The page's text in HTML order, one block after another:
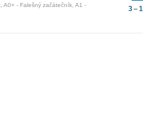
A0+ - Falešný začátečník, A1 -
3 –